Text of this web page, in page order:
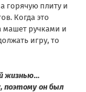
горячую плиту и
Когда это
машет ручками и
игру, то
жизнью…
поэтому он был